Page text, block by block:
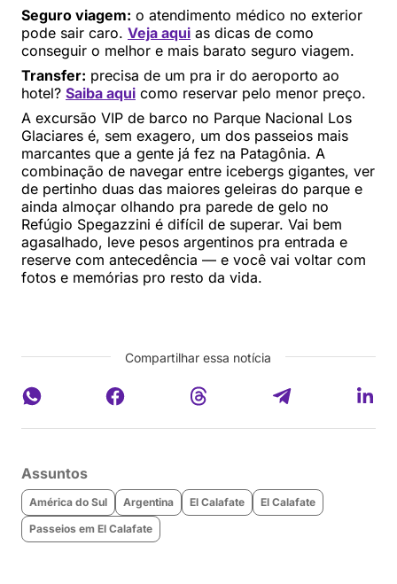
Seguro viagem: o atendimento médico no exterior
pode sair caro. Veja aqui as dicas de como
conseguir o melhor e mais barato seguro viagem.
Transfer: precisa de um pra ir do aeroporto ao
hotel? Saiba aqui como reservar pelo menor preço.
A excursão VIP de barco no Parque Nacional Los
Glaciares é, sem exagero, um dos passeios mais
marcantes que a gente já fez na Patagônia. A
combinação de navegar entre icebergs gigantes, ver
de pertinho duas das maiores geleiras do parque e
ainda almoçar olhando pra parede de gelo no
Refúgio Spegazzini é difícil de superar. Vai bem
agasalhado, leve pesos argentinos pra entrada e
reserve com antecedência — e você vai voltar com
fotos e memórias pro resto da vida.
Compartilhar essa notícia
Assuntos
América do Sul Argentina El Calafate
El Calafate
Passeios em El Calafate